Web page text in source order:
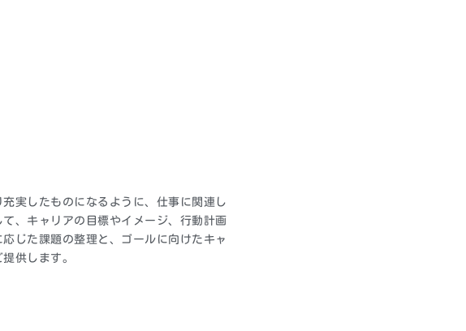
実したものになるように、仕事に関連し
、キャリアの目標やイメージ、行動計画
じた課題の整理と、ゴールに向けたキャ
供します。